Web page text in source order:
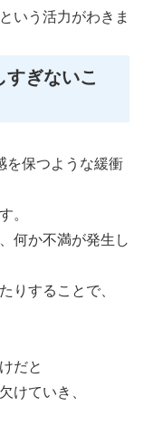
いう活力がわきま
すぎないこ
を保つような緩衝
。
何か不満が発生し
りすることで、
だと
けていき、